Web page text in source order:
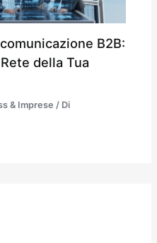
B2B:
della Tua
& Imprese / Di